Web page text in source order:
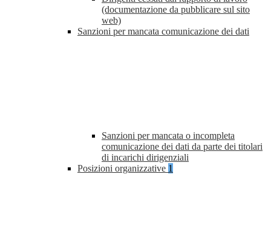
(documentazione da pubblicare sul sito
web)
Sanzioni per mancata comunicazione dei dati
Sanzioni per mancata o incompleta
comunicazione dei dati da parte dei titolari
di incarichi dirigenziali
Posizioni organizzative 1